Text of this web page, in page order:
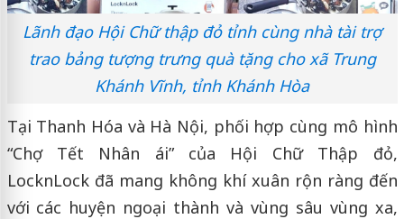
Lãnh đạo Hội Chữ thập đỏ tỉnh cùng nhà tài trợ
trao bảng tượng trưng quà tặng cho xã Trung
Khánh Vĩnh, tỉnh Khánh Hòa
Tại Thanh Hóa và Hà Nội, phối hợp cùng mô hình
“Chợ Tết Nhân ái” của Hội Chữ Thập đỏ,
LocknLock đã mang không khí xuân rộn ràng đến
với các huyện ngoại thành và vùng sâu vùng xa,